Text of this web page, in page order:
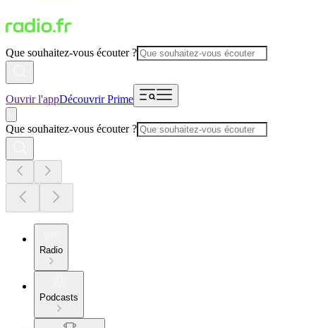
Que souhaitez-vous écouter ?
Ouvrir l'appDécouvrir Prime
Que souhaitez-vous écouter ?
Radio
Podcasts